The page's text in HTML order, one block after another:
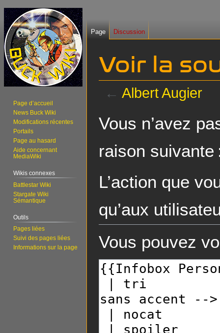
Voir la
← Albert Augier
à
navigation
à
recherche
Vous n’avez
raison suivante
L’action que
qu’aux
Vous pouvez
Page Discussion
Page d’accueil
News Buck Wiki
Modifications récentes
Portails
Page au hasard
Aide concernant
MediaWiki
Wikis connexes
Battlestar Wiki
Stargate Wiki
Sémantique
Outils
Pages liées
Suivi des pages liées
Informations sur la page